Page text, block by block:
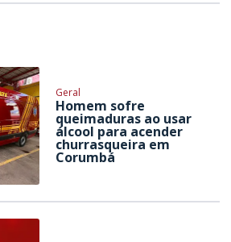
Geral
Homem sofre
queimaduras ao usar
álcool para acender
churrasqueira em
Corumbá